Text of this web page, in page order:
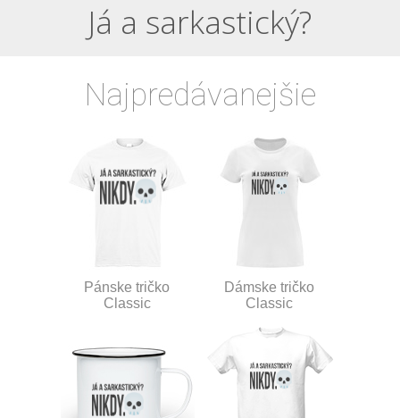
Já a sarkastický?
Najpredávanejšie
Pánske tričko
Classic
Dámske tričko
Classic